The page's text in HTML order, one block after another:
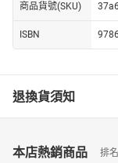
而變成地鼠復仇的故
聽的童話故事。
4.一套有聲書可以同
推薦總序 永恆的泉源
商品貨號(SKU)
ISBN
退換貨須知
本店熱銷商品 排